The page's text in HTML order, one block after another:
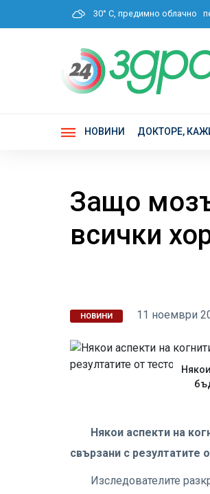
30° C, предимно облачно
НОВИНИ ДОКТОРЕ,
Защо
всички
НОВИНИ 11 ноември
Някои аспекти на
свързани с резултатите
Изследователите